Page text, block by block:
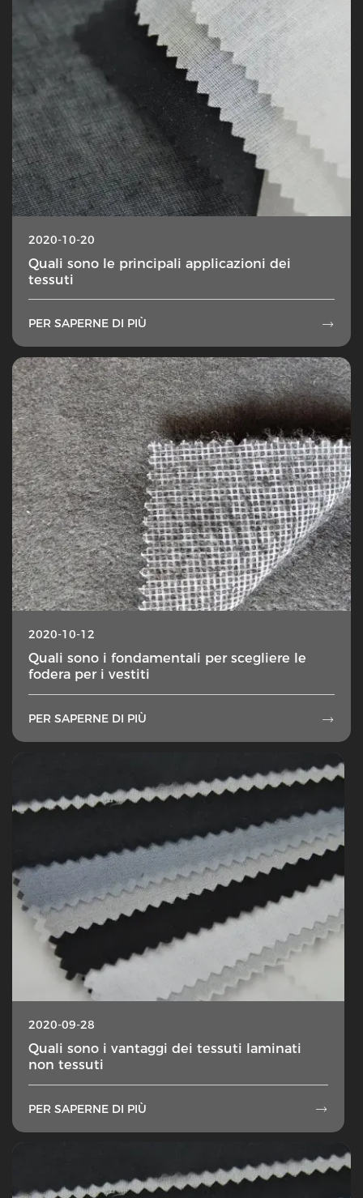
2020-10-20
Quali sono le principali applicazioni dei
tessuti
PER SAPERNE DI PIÙ 
2020-10-12
Quali sono i fondamentali per scegliere le
fodera per i vestiti
PER SAPERNE DI PIÙ 
2020-09-28
Quali sono i vantaggi dei tessuti laminati
non tessuti
PER SAPERNE DI PIÙ 